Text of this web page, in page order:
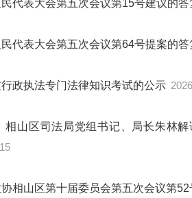
代表大会第五次会议第15号建议的答
代表大会第五次会议第64号提案的答
政执法专门法律知识考试的公示
相山区司法局党组书记、局长朱林
相山区第十届委员会第五次会议第52